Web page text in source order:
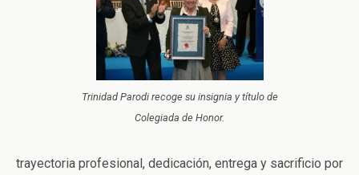
Trinidad Parodi recoge su insignia y título de
Colegiada de Honor.
trayectoria profesional, dedicación, entrega y sacrificio por